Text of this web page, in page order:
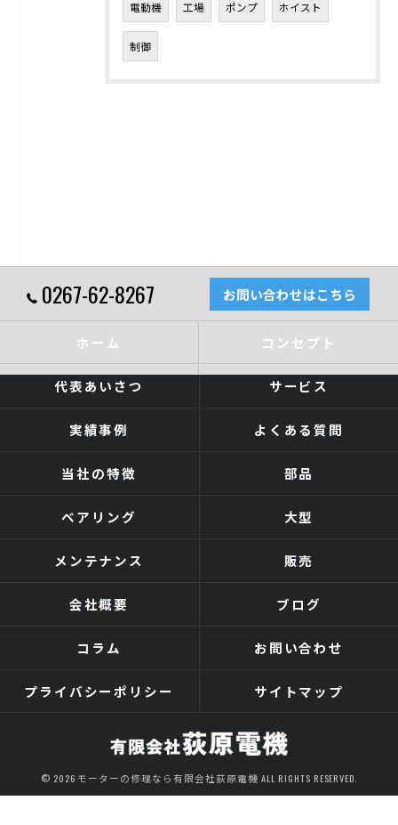
電動機 工場 ポンプ ホイスト
制御
0267-62-8267 お問い合わせはこちら
ホーム コンセプト
代表あいさつ サービス
実績事例 よくある質問
当社の特徴 部品
ベアリング 大型
メンテナンス 販売
会社概要 ブログ
コラム お問い合わせ
プライバシーポリシー サイトマップ
© 2026 モーターの修理なら有限会社荻原電機 ALL RIGHTS RESERVED.